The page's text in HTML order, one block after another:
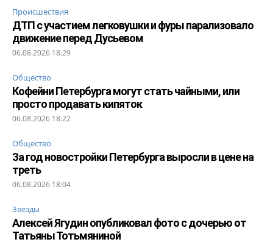
Происшествия
ДТП с участием легковушки и фуры парализовало
движение перед Дусьевом
06.08.2026 18:29
Общество
Кофейни Петербурга могут стать чайными, или
просто продавать кипяток
06.08.2026 18:22
Общество
За год новостройки Петербурга выросли в цене на
треть
06.08.2026 18:04
Звезды
Алексей Ягудин опубликовал фото с дочерью от
Татьяны Тотьмяниной